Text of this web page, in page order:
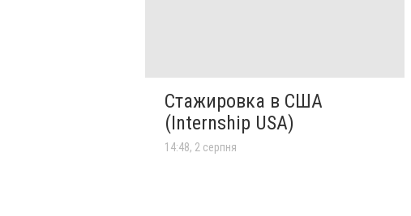
Стажировка в США
(Internship USA)
14:48, 2 серпня